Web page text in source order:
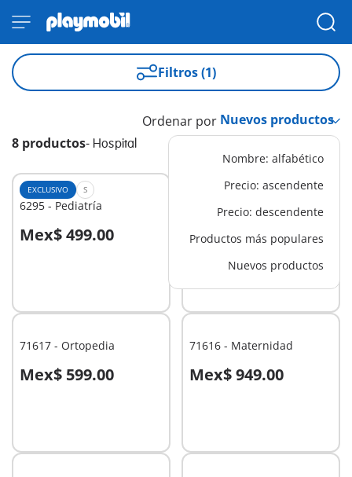
Filtros (1)
8 productos- Hospital
Ordenar por
Nombre: alfabético
Precio: ascendente
Precio: descendente
Productos más populares
Nuevos productos
EXCLUSIVO S
6295 - Pediatría
Mex$ 499.00
A la cesta
71203 - Helicóptero
Médico de Rescate
Mex$ 1,299.00
disponible
71617 - Ortopedia
Mex$ 599.00
71616 - Maternidad
Mex$ 949.00
A la cesta